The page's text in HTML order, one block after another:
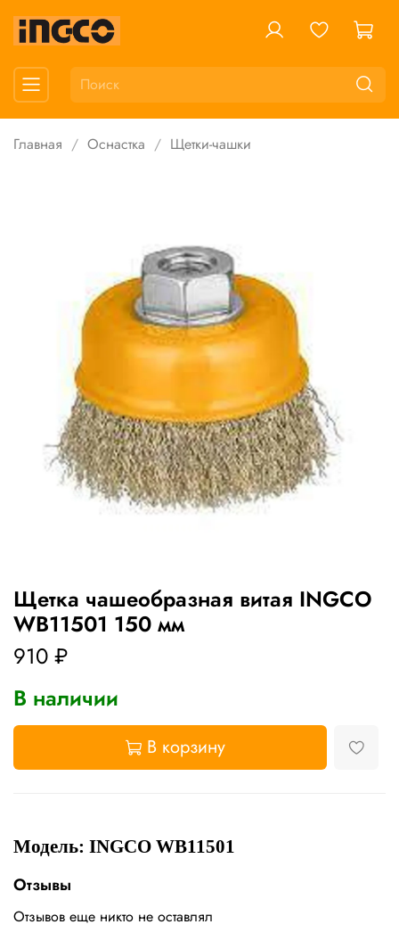
Главная Оснастка Щетки-чашки
Щетка чашеобразная витая INGCO
WB11501 150 мм
910 ₽
В наличии
В корзину
Модель: INGCO WB11501
Отзывы
Отзывов еще никто не оставлял